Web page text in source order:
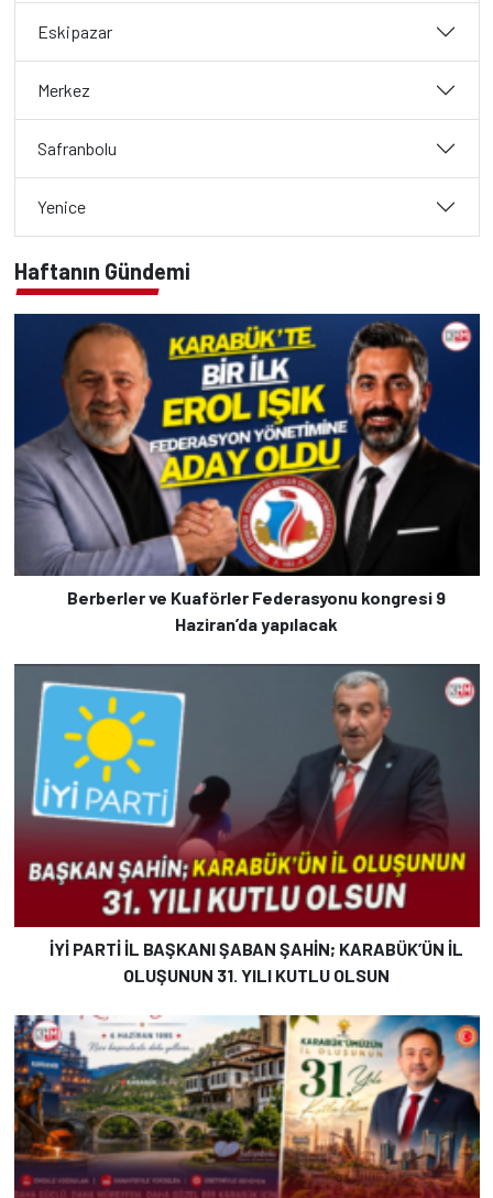
Eskipazar
Merkez
Safranbolu
Yenice
Haftanın Gündemi
Berberler ve Kuaförler Federasyonu kongresi 9
Haziran’da yapılacak
İYİ PARTİ İL BAŞKANI ŞABAN ŞAHİN; KARABÜK’ÜN İL
OLUŞUNUN 31. YILI KUTLU OLSUN